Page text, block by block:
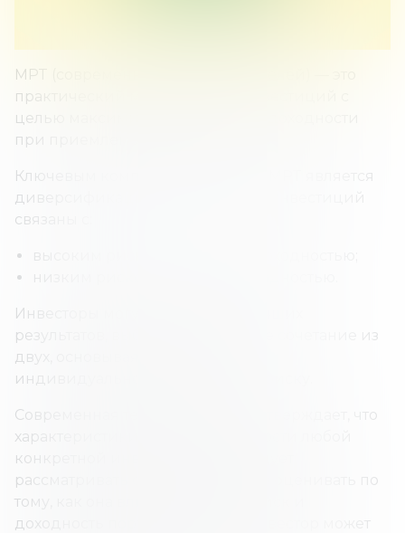
MPT (современная теория портфелей) — это
практический метод выбора инвестиций с
целью максимизации их общей доходности
при приемлемом уровне риска.
Ключевым компонентом теории MPT является
диверсификация. Большинство инвестиций
связаны с:
Инвесторы могут достичь наилучших
результатов, выбрав оптимальное сочетание из
двух, основываясь на оценке их
индивидуальной терпимости к риску.
Современная теория портфеля утверждает, что
характеристики риска и доходности любой
конкретной инвестиции не следует
рассматривать отдельно, а нужно оценивать по
тому, как она влияет на общий риск и
доходность портфеля. То есть, инвестор может